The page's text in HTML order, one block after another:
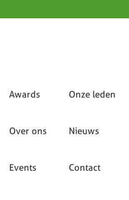
Awards
Over ons
Events
Onze leden
Nieuws
Contact